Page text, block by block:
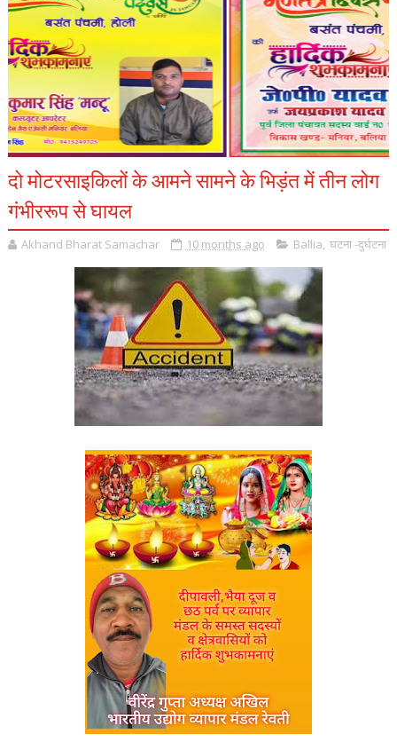
दो मोटरसाइकिलों के आमने सामने के भिड़ंत में तीन लोग
गंभीररूप से घायल
Akhand Bharat Samachar 10 months ago Ballia, घटना -दुर्घटना